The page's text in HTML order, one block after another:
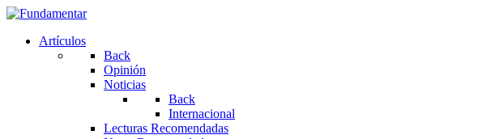
Artículos
Back
Opinión
Noticias
Back
Internacional
Lecturas Recomendadas